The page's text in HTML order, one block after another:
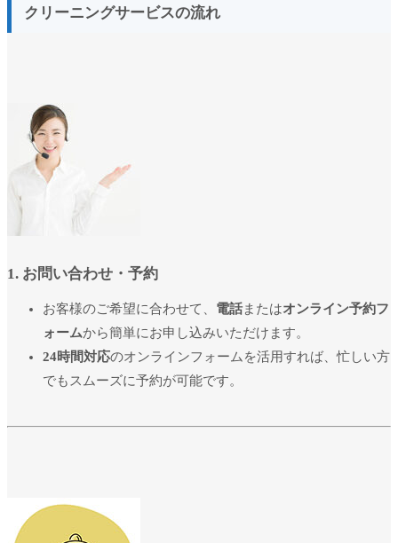
クリーニングサービスの流れ
1. お問い合わせ・予約
お客様のご希望に合わせて、 電話またはオンライン予約フ
ォームから簡単にお申し込みいただけます。
24時間対応のオンラインフォームを活用すれば、忙しい方
でもスムーズに予約が可能です。